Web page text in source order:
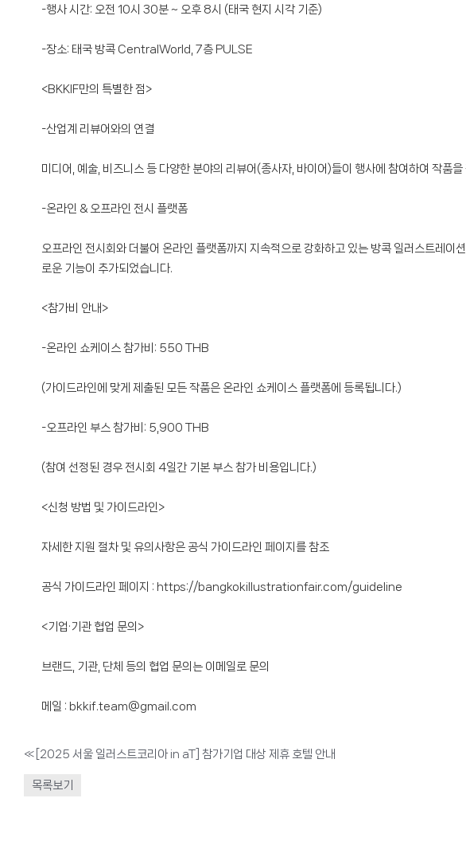
-행사 시간: 오전 10시 30분 ~ 오후 8시 (태국 현지 시각 기준)
-장소: 태국 방콕 CentralWorld, 7층 PULSE
<BKKIF만의 특별한 점>
-산업계 리뷰어와의 연결
미디어, 예술, 비즈니스 등 다양한 분야의 리뷰어(종사자, 바이어)들이 행사에 참여하여 작품
-온라인 & 오프라인 전시 플랫폼
오프라인 전시회와 더불어 온라인 플랫폼까지 지속적으로 강화하고 있는 방콕 일러스트레
로운 기능이 추가되었습니다.
<참가비 안내>
-온라인 쇼케이스 참가비: 550 THB
(가이드라인에 맞게 제출된 모든 작품은 온라인 쇼케이스 플랫폼에 등록됩니다.)
-오프라인 부스 참가비: 5,900 THB
(참여 선정된 경우 전시회 4일간 기본 부스 참가 비용입니다.)
<신청 방법 및 가이드라인>
자세한 지원 절차 및 유의사항은 공식 가이드라인 페이지를 참조
공식 가이드라인 페이지 : https://bangkokillustrationfair.com/guideline
<기업·기관 협업 문의>
브랜드, 기관, 단체 등의 협업 문의는 이메일로 문의
메일 : bkkif.team@gmail.com
« [2025 서울 일러스트코리아 in aT] 참가기업 대상 제휴 호텔 안내
목록보기